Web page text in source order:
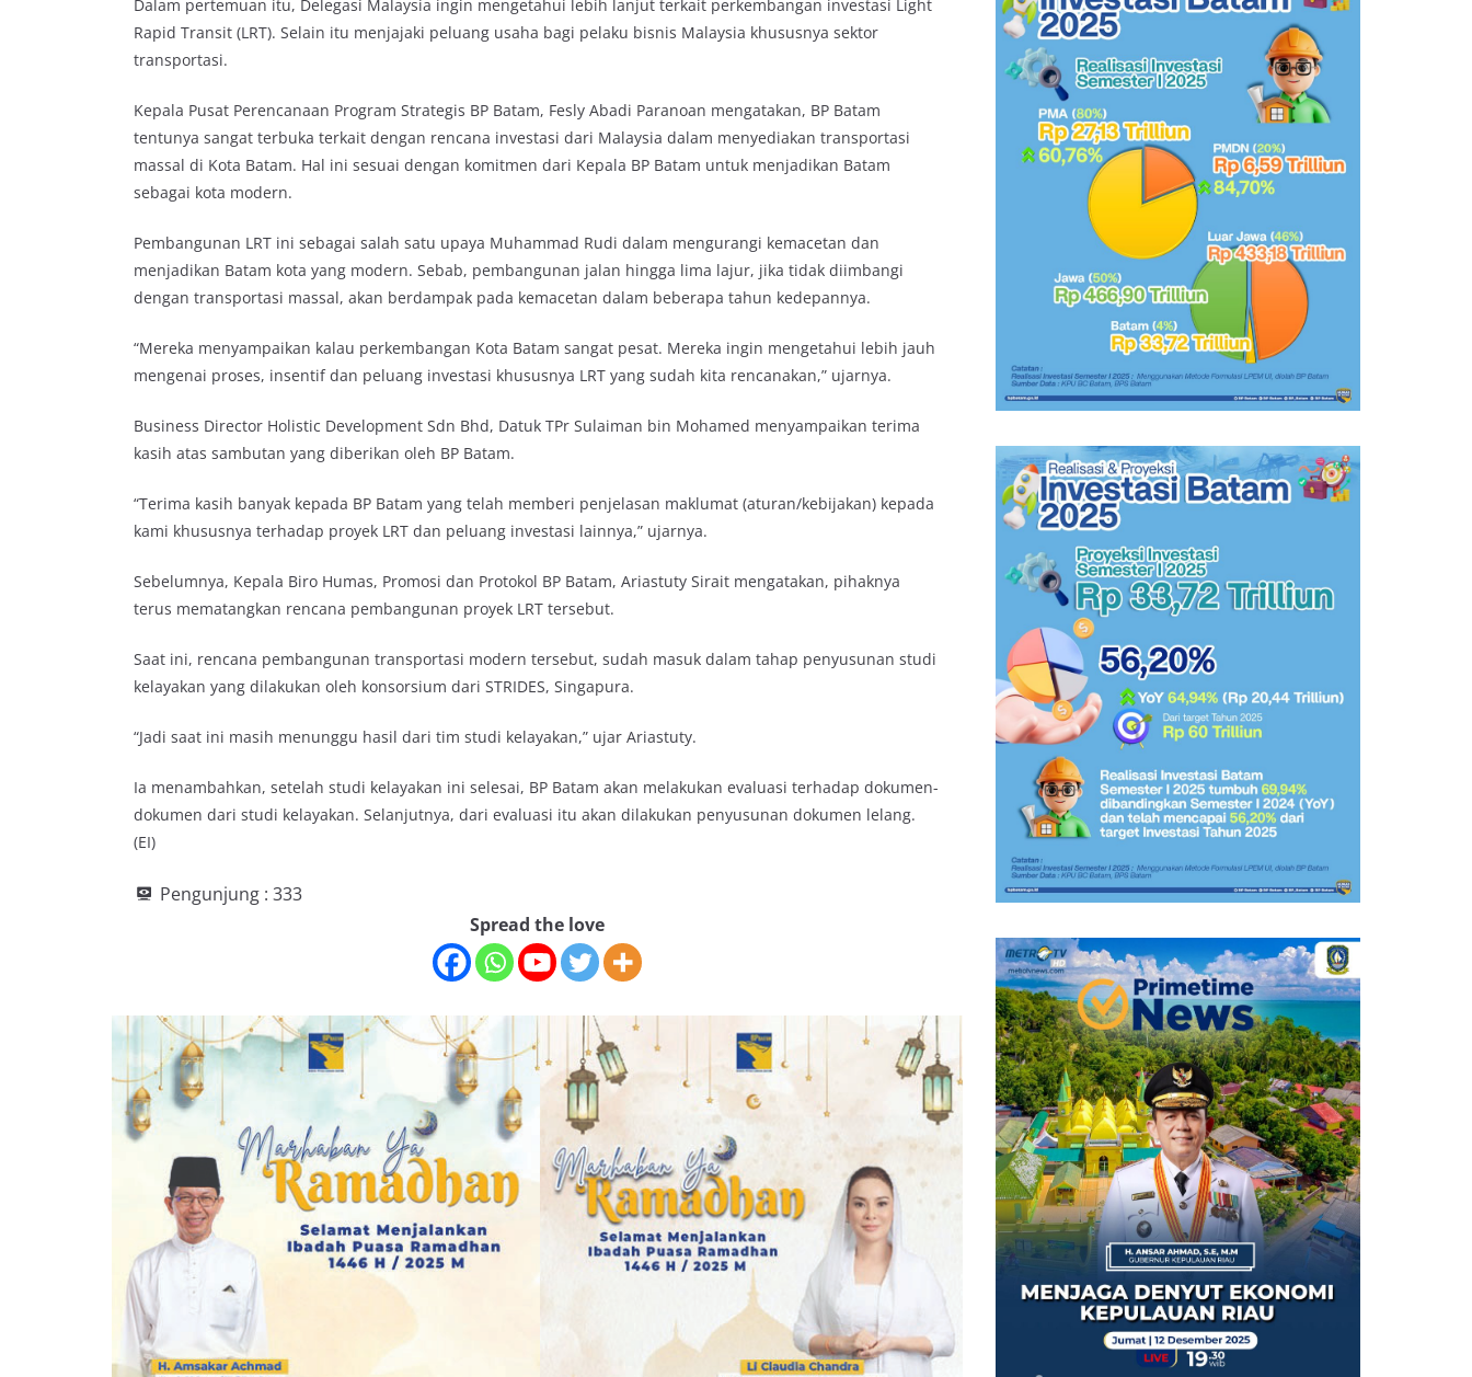
Dalam pertemuan itu, Delegasi Malaysia ingin mengetahui lebih lanjut terkait perkembangan investasi Light
Rapid Transit (LRT). Selain itu menjajaki peluang usaha bagi pelaku bisnis Malaysia khususnya sektor
transportasi.
Kepala Pusat Perencanaan Program Strategis BP Batam, Fesly Abadi Paranoan mengatakan, BP Batam
tentunya sangat terbuka terkait dengan rencana investasi dari Malaysia dalam menyediakan transportasi
massal di Kota Batam. Hal ini sesuai dengan komitmen dari Kepala BP Batam untuk menjadikan Batam
sebagai kota modern.
Pembangunan LRT ini sebagai salah satu upaya Muhammad Rudi dalam mengurangi kemacetan dan
menjadikan Batam kota yang modern. Sebab, pembangunan jalan hingga lima lajur, jika tidak diimbangi
dengan transportasi massal, akan berdampak pada kemacetan dalam beberapa tahun kedepannya.
“Mereka menyampaikan kalau perkembangan Kota Batam sangat pesat. Mereka ingin mengetahui lebih jauh
mengenai proses, insentif dan peluang investasi khususnya LRT yang sudah kita rencanakan,” ujarnya.
Business Director Holistic Development Sdn Bhd, Datuk TPr Sulaiman bin Mohamed menyampaikan terima
kasih atas sambutan yang diberikan oleh BP Batam.
“Terima kasih banyak kepada BP Batam yang telah memberi penjelasan maklumat (aturan/kebijakan) kepada
kami khususnya terhadap proyek LRT dan peluang investasi lainnya,” ujarnya.
Sebelumnya, Kepala Biro Humas, Promosi dan Protokol BP Batam, Ariastuty Sirait mengatakan, pihaknya
terus mematangkan rencana pembangunan proyek LRT tersebut.
Saat ini, rencana pembangunan transportasi modern tersebut, sudah masuk dalam tahap penyusunan studi
kelayakan yang dilakukan oleh konsorsium dari STRIDES, Singapura.
“Jadi saat ini masih menunggu hasil dari tim studi kelayakan,” ujar Ariastuty.
Ia menambahkan, setelah studi kelayakan ini selesai, BP Batam akan melakukan evaluasi terhadap dokumen-
dokumen dari studi kelayakan. Selanjutnya, dari evaluasi itu akan dilakukan penyusunan dokumen lelang.
(EI)
Pengunjung : 333
Spread the love